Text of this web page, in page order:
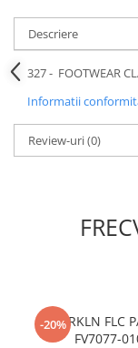
Descriere
327 - FOOTWEAR
Informatii
Review-uri(0)
-20%
W J BRKLN FLC
FV7077-